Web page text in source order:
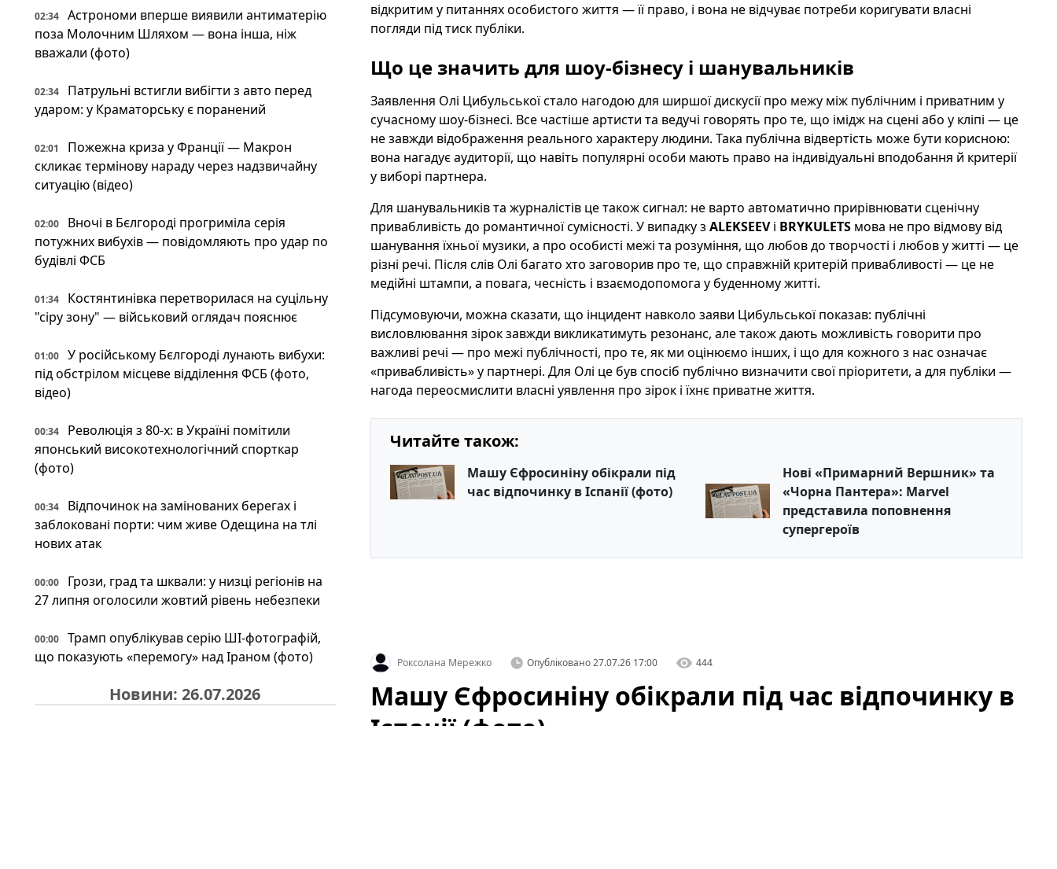
02:34
Астрономи вперше виявили антиматерію
поза Молочним Шляхом — вона інша, ніж
вважали (фото)
02:34
Патрульні встигли вибігти з авто перед
ударом: у Краматорську є поранений
02:01
Пожежна криза у Франції — Макрон
скликає термінову нараду через надзвичайну
ситуацію (відео)
02:00
Вночі в Бєлгороді прогриміла серія
потужних вибухів — повідомляють про удар по
будівлі ФСБ
01:34
Костянтинівка перетворилася на суцільну
"сіру зону" — військовий оглядач пояснює
01:00
У російському Бєлгороді лунають вибухи:
під обстрілом місцеве відділення ФСБ (фото,
відео)
00:34
Революція з 80-х: в Україні помітили
японський високотехнологічний спорткар
(фото)
00:34
Відпочинок на замінованих берегах і
заблоковані порти: чим живе Одещина на тлі
нових атак
00:00
Грози, град та шквали: у низці регіонів на
27 липня оголосили жовтий рівень небезпеки
00:00
Трамп опублікував серію ШІ-фотографій,
що показують «перемогу» над Іраном (фото)
Новини: 26.07.2026
відкритим у питаннях особистого життя — її право, і вона не відчуває потреби коригувати власні
погляди під тиск публіки.
Що це значить для шоу-бізнесу і шанувальників
Заявлення Олі Цибульської стало нагодою для ширшої дискусії про межу між публічним і приватним у
сучасному шоу-бізнесі. Все частіше артисти та ведучі говорять про те, що імідж на сцені або у кліпі — це
не завжди відображення реального характеру людини. Така публічна відвертість може бути корисною:
вона нагадує аудиторії, що навіть популярні особи мають право на індивідуальні вподобання й критерії
у виборі партнера.
Для шанувальників та журналістів це також сигнал: не варто автоматично прирівнювати сценічну
привабливість до романтичної сумісності. У випадку з ALEKSEEVі BRYKULETSмова не про відмову від
шанування їхньої музики, а про особисті межі та розуміння, що любов до творчості і любов у житті — це
різні речі. Після слів Олі багато хто заговорив про те, що справжній критерій привабливості — це не
медійні штампи, а повага, чесність і взаємодопомога у буденному житті.
Підсумовуючи, можна сказати, що інцидент навколо заяви Цибульської показав: публічні
висловлювання зірок завжди викликатимуть резонанс, але також дають можливість говорити про
важливі речі — про межі публічності, про те, як ми оцінюємо інших, і що для кожного з нас означає
«привабливість» у партнері. Для Олі це був спосіб публічно визначити свої пріоритети, а для публіки —
нагода переосмислити власні уявлення про зірок і їхнє приватне життя.
Читайте також:
Машу Єфросиніну обікрали під
час відпочинку в Іспанії (фото)
Нові «Примарний Вершник» та
«Чорна Пантера»: Marvel
представила поповнення
супергероїв
Роксолана Мережко Опубліковано27.07.26 17:00 444
Машу Єфросиніну обікрали під час відпочинку в
Іспанії (фото)